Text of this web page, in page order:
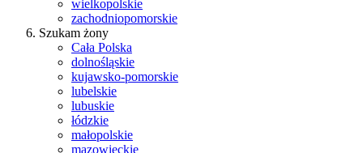
wielkopolskie
zachodniopomorskie
Szukam żony
Cała Polska
dolnośląskie
kujawsko-pomorskie
lubelskie
lubuskie
łódzkie
małopolskie
mazowieckie